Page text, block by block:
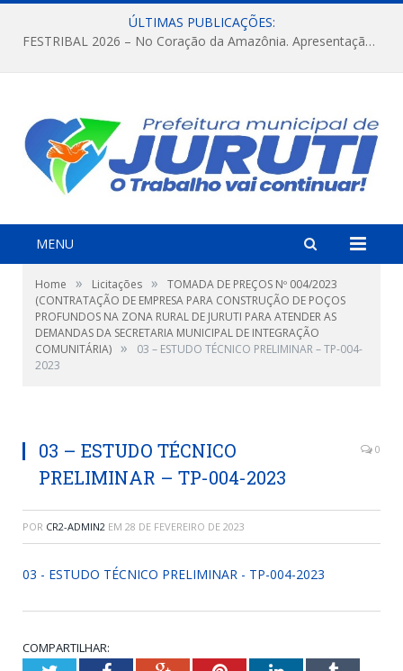
ÚLTIMAS PUBLICAÇÕES:
FESTRIBAL 2026 – No Coração da Amazônia. Apresentação da Munduruku.
MENU
Home » Licitações »
TOMADA DE PREÇOS Nº 004/2023
(CONTRATAÇÃO DE EMPRESA PARA CONSTRUÇÃO DE POÇOS
PROFUNDOS NA ZONA RURAL DE JURUTI PARA ATENDER AS
DEMANDAS DA SECRETARIA MUNICIPAL DE INTEGRAÇÃO
COMUNITÁRIA) »
03 – ESTUDO TÉCNICO PRELIMINAR – TP-004-
2023
03 – ESTUDO TÉCNICO
PRELIMINAR – TP-004-2023
0
POR CR2-ADMIN2 EM 28 DE FEVEREIRO DE 2023
03 - ESTUDO TÉCNICO PRELIMINAR - TP-004-2023
COMPARTILHAR: